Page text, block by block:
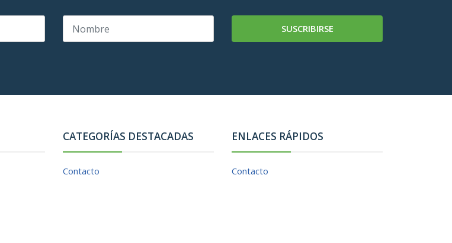
SUSCRIBIRSE
CATEGORÍAS DESTACADAS
Contacto
ENLACES RÁPIDOS
Contacto